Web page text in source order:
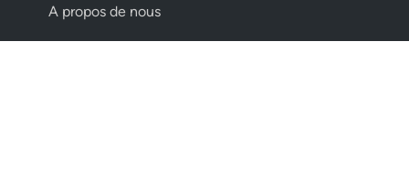
A propos de nous